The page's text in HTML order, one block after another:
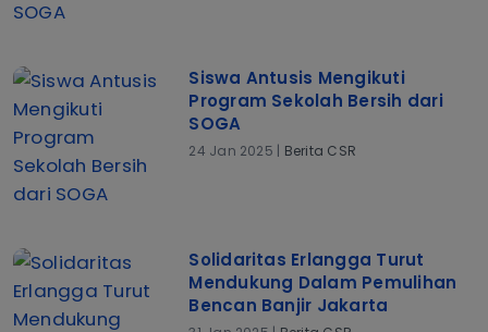
Siswa Antusis Mengikuti
Program Sekolah Bersih dari
SOGA
24 Jan 2025 | Berita CSR
Solidaritas Erlangga Turut
Mendukung Dalam Pemulihan
Bencan Banjir Jakarta